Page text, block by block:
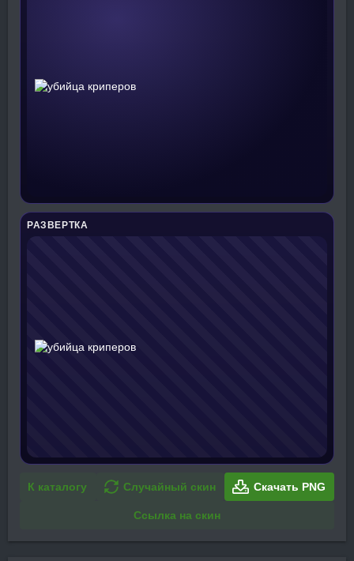
РАЗВЕРТКА
К каталогу Случайный скин Скачать PNG
Ссылка на скин